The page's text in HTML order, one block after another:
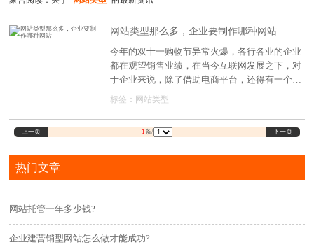
网站类型那么多，企业要制作哪种网站
今年的双十一购物节异常火爆，各行各业的企业
都在观望销售业绩，在当今互联网发展之下，对
于企业来说，除了借助电商平台，还得有一个属
于企业的官方网站，做全网营销，毕竟平台的流
台的流量更广。
标签： 网站类型
上一页 1条/ 下一页
热门文章
网站托管一年多少钱?
企业建营销型网站怎么做才能成功?